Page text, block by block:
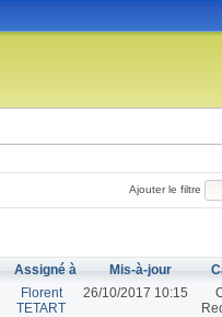
Ajouter le filtre
Assigné à Mis-à-jour
Florent
TETART
26/10/2017 10:15